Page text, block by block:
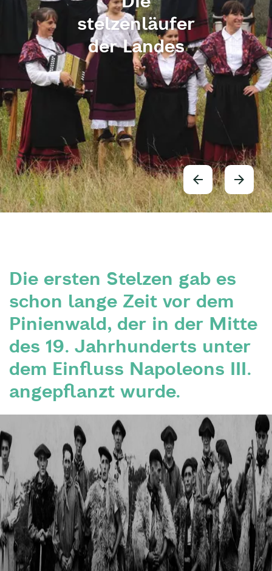
stelzenläufer
der Landes
Die ersten Stelzen gab es
schon lange Zeit vor dem
Pinienwald, der in der Mitte
des 19. Jahrhunderts unter
dem Einfluss Napoleons III.
angepflanzt wurde.